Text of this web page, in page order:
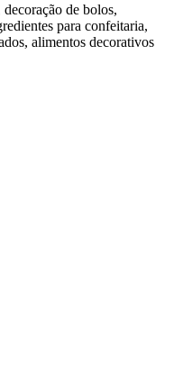
de bolos,
para confeitaria,
alimentos decorativos